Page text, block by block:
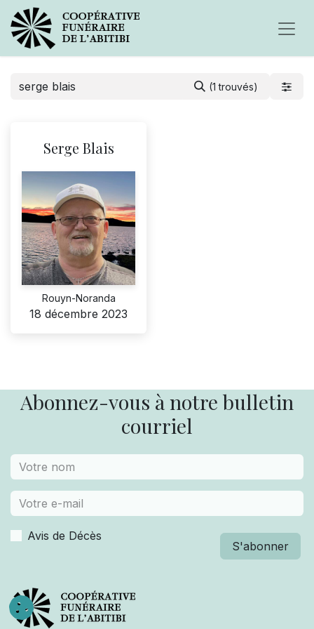
(1 trouvés)
Serge Blais
Rouyn-Noranda
18 décembre 2023
Abonnez-vous à notre bulletin
courriel
Avis de Décès
S'abonner